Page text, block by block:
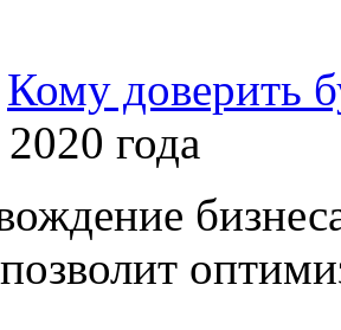
Кому доверить
года